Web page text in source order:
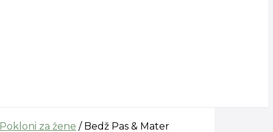
Pokloni za žene / Bedž Pas & Mater